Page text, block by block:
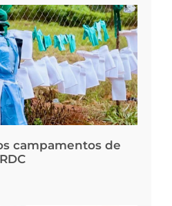
campamentos de